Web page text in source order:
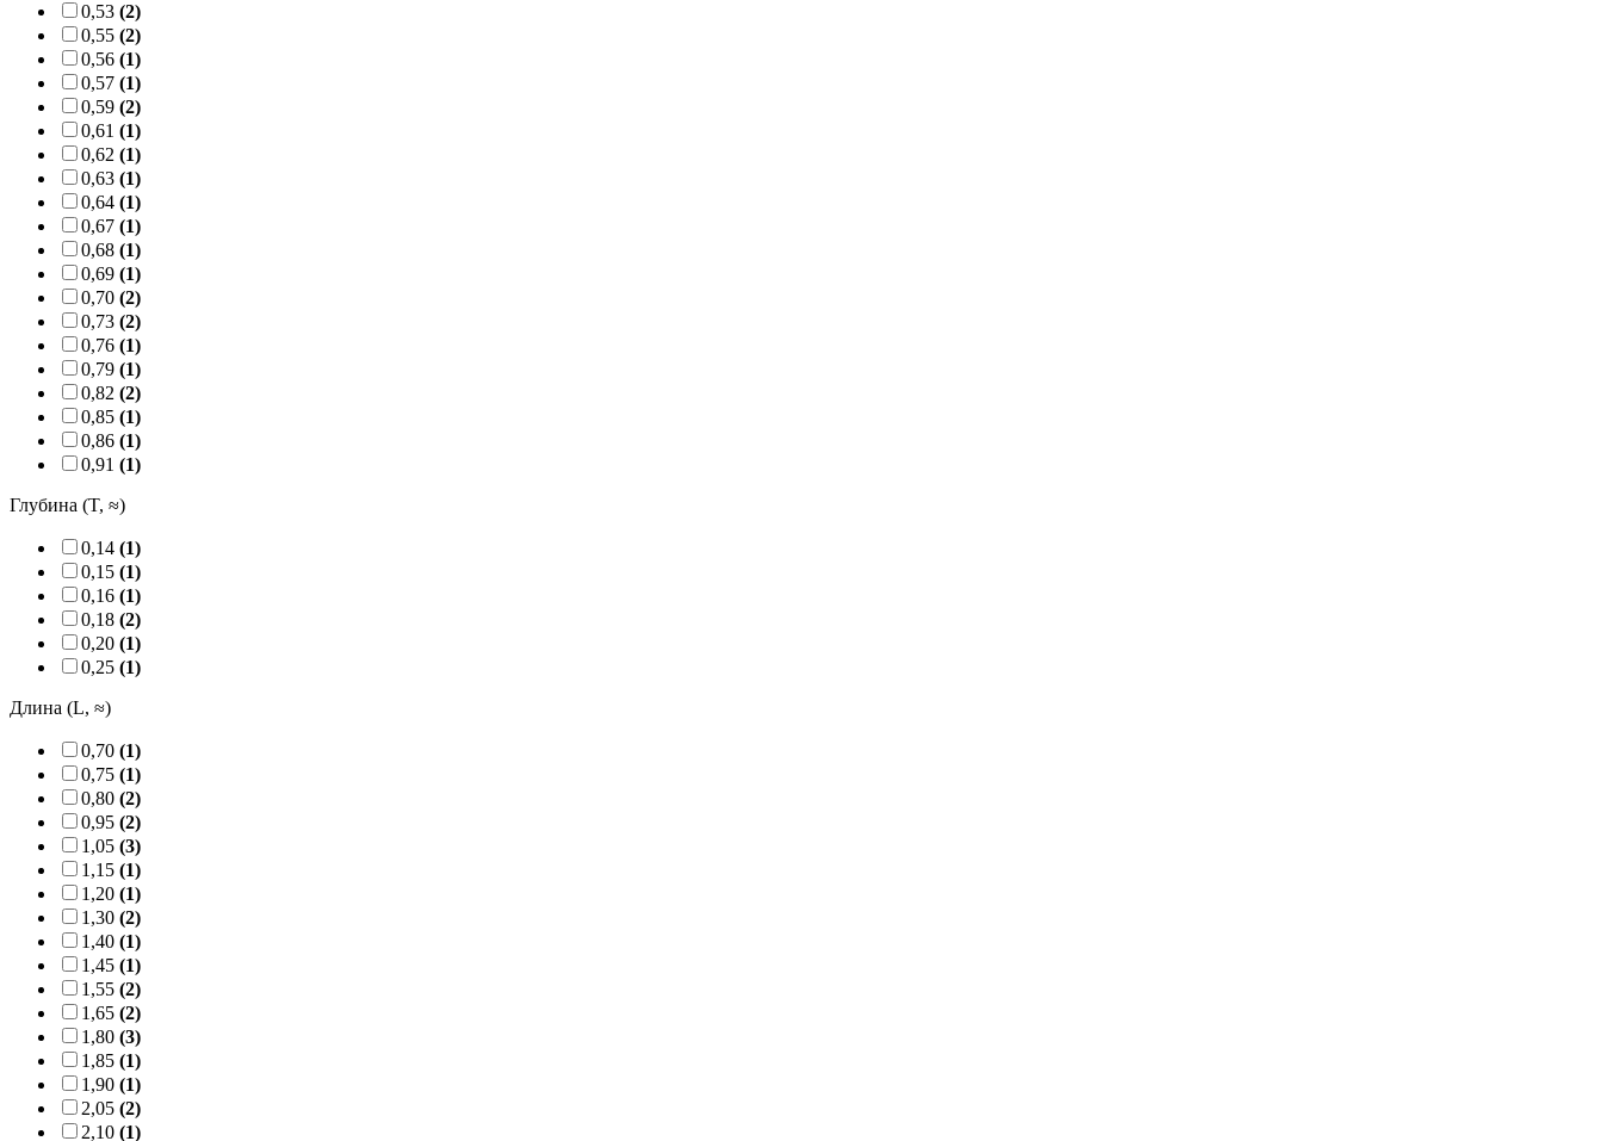
0,53 (2)
0,55 (2)
0,56 (1)
0,57 (1)
0,59 (2)
0,61 (1)
0,62 (1)
0,63 (1)
0,64 (1)
0,67 (1)
0,68 (1)
0,69 (1)
0,70 (2)
0,73 (2)
0,76 (1)
0,79 (1)
0,82 (2)
0,85 (1)
0,86 (1)
0,91 (1)
Глубина (T, ≈)
0,14 (1)
0,15 (1)
0,16 (1)
0,18 (2)
0,20 (1)
0,25 (1)
Длина (L, ≈)
0,70 (1)
0,75 (1)
0,80 (2)
0,95 (2)
1,05 (3)
1,15 (1)
1,20 (1)
1,30 (2)
1,40 (1)
1,45 (1)
1,55 (2)
1,65 (2)
1,80 (3)
1,85 (1)
1,90 (1)
2,05 (2)
2,10 (1)